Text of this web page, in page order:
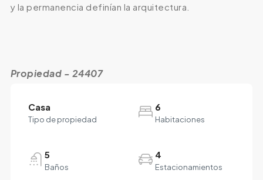
y la permanencia definían la arquitectura.
Propiedad - 24407
Casa
Tipo de propiedad
6
Habitaciones
5
Baños
4
Estacionamientos